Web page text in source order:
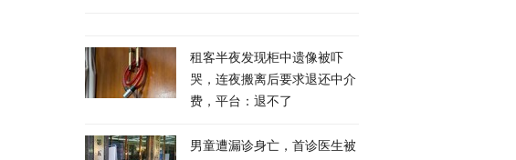
租客半夜发现柜中遗像被吓
哭，连夜搬离后要求退还中介
费，平台：退不了
男童遭漏诊身亡，首诊医生被